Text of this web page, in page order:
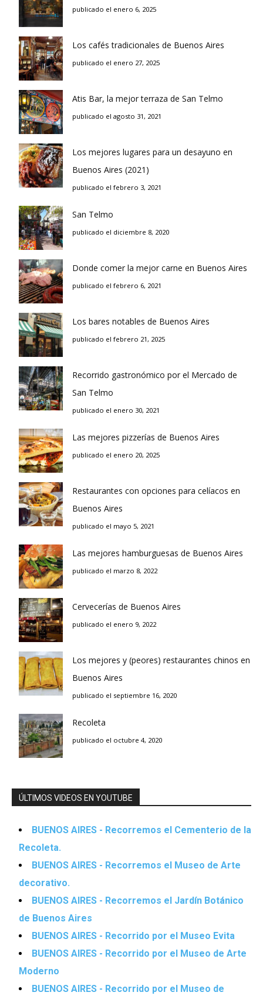
publicado el enero 6, 2025
Los cafés tradicionales de Buenos Aires
publicado el enero 27, 2025
Atis Bar, la mejor terraza de San Telmo
publicado el agosto 31, 2021
Los mejores lugares para un desayuno en
Buenos Aires (2021)
publicado el febrero 3, 2021
San Telmo
publicado el diciembre 8, 2020
Donde comer la mejor carne en Buenos Aires
publicado el febrero 6, 2021
Los bares notables de Buenos Aires
publicado el febrero 21, 2025
Recorrido gastronómico por el Mercado de
San Telmo
publicado el enero 30, 2021
Las mejores pizzerías de Buenos Aires
publicado el enero 20, 2025
Restaurantes con opciones para celíacos en
Buenos Aires
publicado el mayo 5, 2021
Las mejores hamburguesas de Buenos Aires
publicado el marzo 8, 2022
Cervecerías de Buenos Aires
publicado el enero 9, 2022
Los mejores y (peores) restaurantes chinos en
Buenos Aires
publicado el septiembre 16, 2020
Recoleta
publicado el octubre 4, 2020
ÚLTIMOS VIDEOS EN YOUTUBE
BUENOS AIRES - Recorremos el Cementerio de la
Recoleta.
BUENOS AIRES - Recorremos el Museo de Arte
decorativo.
BUENOS AIRES - Recorremos el Jardín Botánico
de Buenos Aires
BUENOS AIRES - Recorrido por el Museo Evita
BUENOS AIRES - Recorrido por el Museo de Arte
Moderno
BUENOS AIRES - Recorrido por el Museo de